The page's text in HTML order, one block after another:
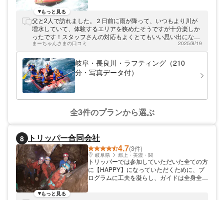
を感じよう！ 笑い「Laugh」とラフティン
グ「Rafting」でLAFTA（ラフタ）です！私
たちのポリシーは、徹底的に少人数にこだわ
り、一人ひとりが遊ぶ時間を長くすること。
笑顔で過ごして、普段感じることのない「＋
α」の気持ちをお客さまに感じていただきた
い！と思っています。カメラで皆さまの最高
の笑顔を撮影し、「楽しい」瞬間をお渡しし
めています。初めての方でも安心して参加で
きることはもちろん、ラフティング経験者に
はマンネリ化のないように、他河川への遠征
ら、リピーターの方が多いのも特徴です！
古民家を再利用したアットホームな雰囲気の
ベースも好評です。田舎ならではののんびり
とした空間をお楽しみください。みなさんと
お会いできるのを楽しみにしています！
もっと見る
父と2人で訪れました。２日前に雨が降って、いつもより川が
増水していて、体験するエリアを狭めたそうですが十分楽しか
ったです！スタッフさんの対応もよくとてもいい思い出になり
ました。またトライしに行きたいです♪
まーちゃんさまの口コミ 2025/8/19
岐阜・長良川・ラフティング（210
分・写真データ付）
全3件のプランから選ぶ
8
トリッパー合同会社
4.7(3件)
岐阜県 郡上・美濃・関
トリッパーでは参加していただいた全ての方
に【HAPPY】になっていただくために、プ
ログラムに工夫を凝らし、ガイドは全身全霊
もっと見る